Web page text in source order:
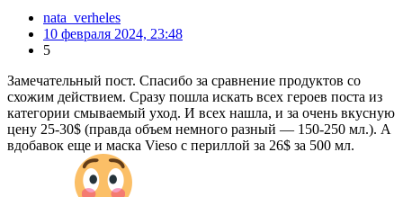
nata_verheles
10 февраля 2024, 23:48
5
Замечательный пост. Спасибо за сравнение продуктов со
схожим действием. Сразу пошла искать всех героев поста из
категории смываемый уход. И всех нашла, и за очень вкусную
цену 25-30$ (правда объем немного разный — 150-250 мл.). А
вдобавок еще и маска Vieso с периллой за 26$ за 500 мл.